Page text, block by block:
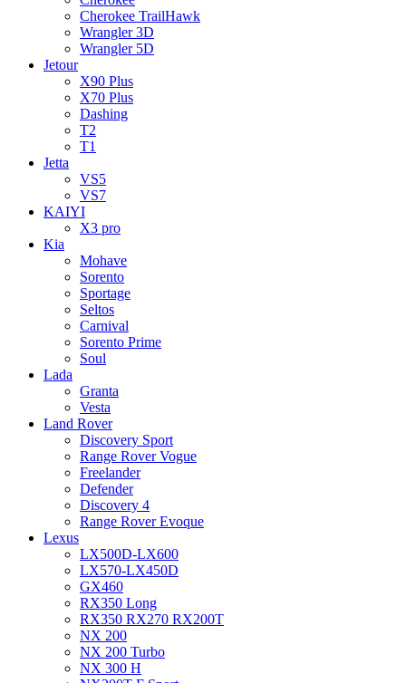
Cherokee TrailHawk
Wrangler 3D
Wrangler 5D
Jetour
X90 Plus
X70 Plus
Dashing
T2
T1
Jetta
VS5
VS7
KAIYI
X3 pro
Kia
Mohave
Sorento
Sportage
Seltos
Carnival
Sorento Prime
Soul
Lada
Granta
Vesta
Land Rover
Discovery Sport
Range Rover Vogue
Freelander
Defender
Discovery 4
Range Rover Evoque
Lexus
LX500D-LX600
LX570-LX450D
GX460
RX350 Long
RX350 RX270 RX200T
NX 200
NX 200 Turbo
NX 300 H